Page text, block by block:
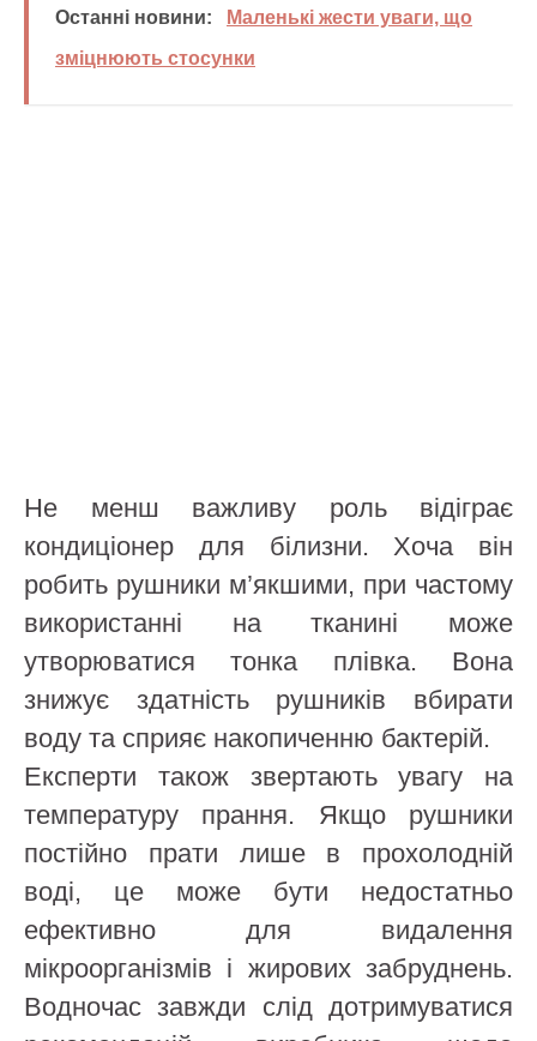
Останні новини:
Маленькі жести уваги, що
зміцнюють стосунки
Не менш важливу роль відіграє
кондиціонер для білизни. Хоча він
робить рушники м’якшими, при частому
використанні на тканині може
утворюватися тонка плівка. Вона
знижує здатність рушників вбирати
воду та сприяє накопиченню бактерій.
Експерти також звертають увагу на
температуру прання. Якщо рушники
постійно прати лише в прохолодній
воді, це може бути недостатньо
ефективно для видалення
мікроорганізмів і жирових забруднень.
Водночас завжди слід дотримуватися